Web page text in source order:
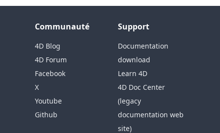
Communauté
4D Blog
4D Forum
Facebook
X
Youtube
Github
Support
Documentation
download
Learn 4D
4D Doc Center
(legacy
documentation web
site)